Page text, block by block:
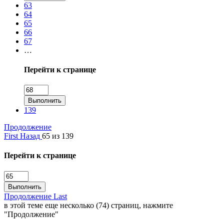
63
64
65
66
67
…
Перейти к странице
Выполнить
139
Продолжение
First Назад 65 из 139
Перейти к странице
Выполнить
Продолжение Last
в этой теме еще несколько (74) страниц, нажмите
"Продолжение"